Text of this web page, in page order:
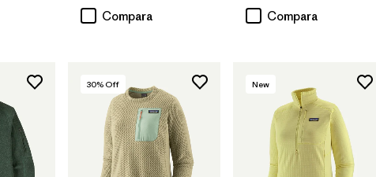
Compara Compara
30% Off New